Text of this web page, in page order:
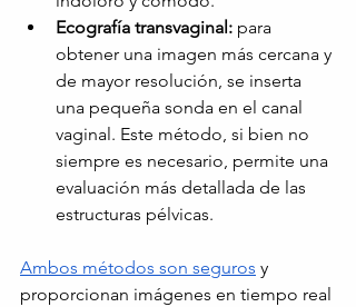
Ecografía transvaginal: para
obtener una imagen más cercana y
de mayor resolución, se inserta
una pequeña sonda en el canal
vaginal. Este método, si bien no
siempre es necesario, permite una
evaluación más detallada de las
estructuras pélvicas.
Ambos métodos son seguros y
proporcionan imágenes en tiempo real